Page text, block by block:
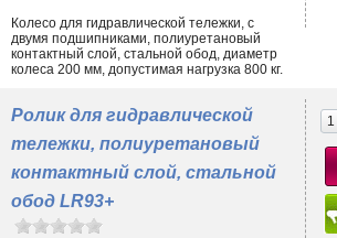
Колесо для гидравлической тележки, с
двумя подшипниками, полиуретановый
контактный слой, стальной обод, диаметр
колеса 200 мм, допустимая нагрузка 800 кг.
Ролик для гидравлической
тележки, полиуретановый
контактный слой, стальной
обод LR93+